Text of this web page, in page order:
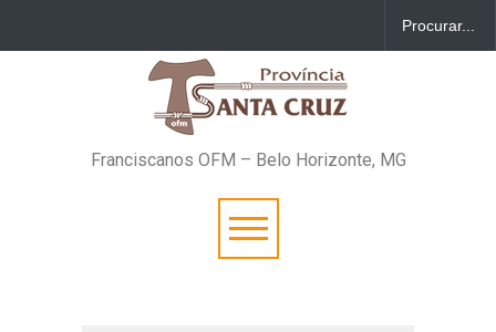
Franciscanos OFM – Belo Horizonte, MG